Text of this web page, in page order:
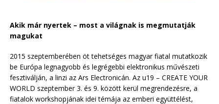
Akik már nyertek – most a világnak is megmutatják
magukat
2015 szeptemberében öt tehetséges magyar fiatal mutatkozik
be Európa legnagyobb és legrégebbi elektronikus művészeti
fesztiválján, a linzi az Ars Electronicán. Az u19 – CREATE YOUR
WORLD szeptember 3. és 9. között kerül megrendezésre, a
fiatalok workshopjának idei témája az emberi együttélést,